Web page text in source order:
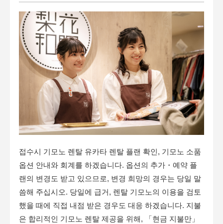
접수시 기모노 렌탈 유카타 렌탈 플랜 확인, 기모노 소품
옵션 안내와 회계를 하겠습니다. 옵션의 추가・예약 플
랜의 변경도 받고 있으므로, 변경 희망의 경우는 당일 말
씀해 주십시오. 당일에 급거, 렌탈 기모노의 이용을 검토
했을 때에 직접 내점 받은 경우도 대응 하겠습니다. 지불
은 합리적인 기모노 렌탈 제공을 위해, 「현금 지불만」